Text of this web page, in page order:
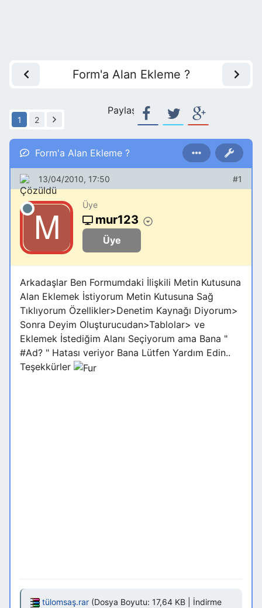
Form'a Alan Ekleme ?
1 2
Paylaş:
Form'a Alan Ekleme ?
13/04/2010, 17:50 #1
Üye
mur123
Üye
Arkadaşlar Ben Formumdaki İlişkili Metin Kutusuna
Alan Eklemek İstiyorum Metin Kutusuna Sağ
Tıklıyorum Özellikler>Denetim Kaynağı Diyorum>
Sonra Deyim Oluşturucudan>Tablolar> ve
Eklemek İstediğim Alanı Seçiyorum ama Bana "
#Ad? " Hatası veriyor Bana Lütfen Yardım Edin..
Teşekkürler
tülomsaş.rar(Dosya Boyutu: 17,64 KB | İndirme